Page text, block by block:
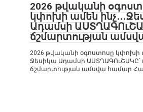
2026 թվականի
կփոխի ամեն
Ադամսի
ճշմարտության
2026 թվականի օգոստոսը կփոխի
Ջեսիկա Ադամսի ԱՍՏՂԱԳՈւՇԱԿԸ՝
ճշմարտության ամսվա համար